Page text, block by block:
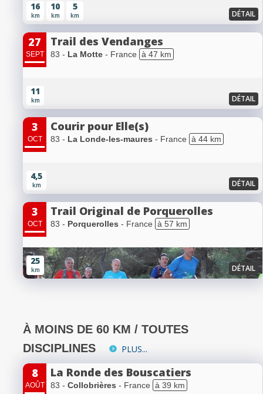
16
km
10
km
5
km DÉTAIL
27
SEPT
Trail des Vendanges
83 - La Motte - France à 47 km
11
km DÉTAIL
3
OCT
Courir pour Elle(s)
83 - La Londe-les-maures - France à 44 km
4,5
km DÉTAIL
3
OCT
Trail Original de Porquerolles
83 - Porquerolles - France à 57 km
25
km DÉTAIL
À MOINS DE 60 KM / TOUTES
DISCIPLINES
PLUS...
8
AOÛT
La Ronde des Bouscatiers
83 - Collobrières - France à 39 km